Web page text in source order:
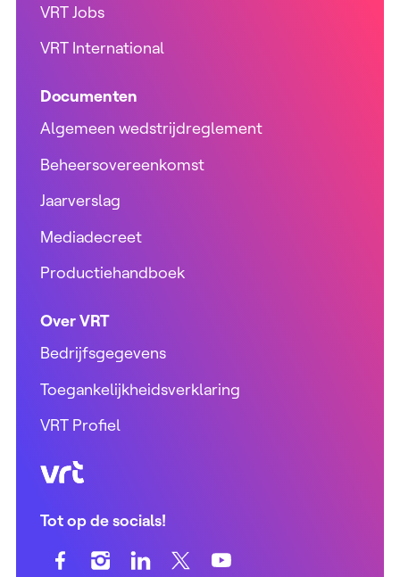
VRT Jobs
VRT International
Documenten
Algemeen wedstrijdreglement
Beheersovereenkomst
Jaarverslag
Mediadecreet
Productiehandboek
Over VRT
Bedrijfsgegevens
Toegankelijkheidsverklaring
VRT Profiel
VRT (home)
Tot op de socials!